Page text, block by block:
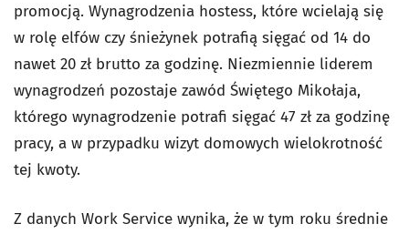
promocją. Wynagrodzenia hostess, które wcielają się
w rolę elfów czy śnieżynek potrafią sięgać od 14 do
nawet 20 zł brutto za godzinę. Niezmiennie liderem
wynagrodzeń pozostaje zawód Świętego Mikołaja,
którego wynagrodzenie potrafi sięgać 47 zł za godzinę
pracy, a w przypadku wizyt domowych wielokrotność
tej kwoty.
Z danych Work Service wynika, że w tym roku średnie